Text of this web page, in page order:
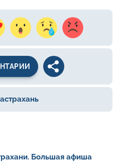
астрахань
Большая афиша